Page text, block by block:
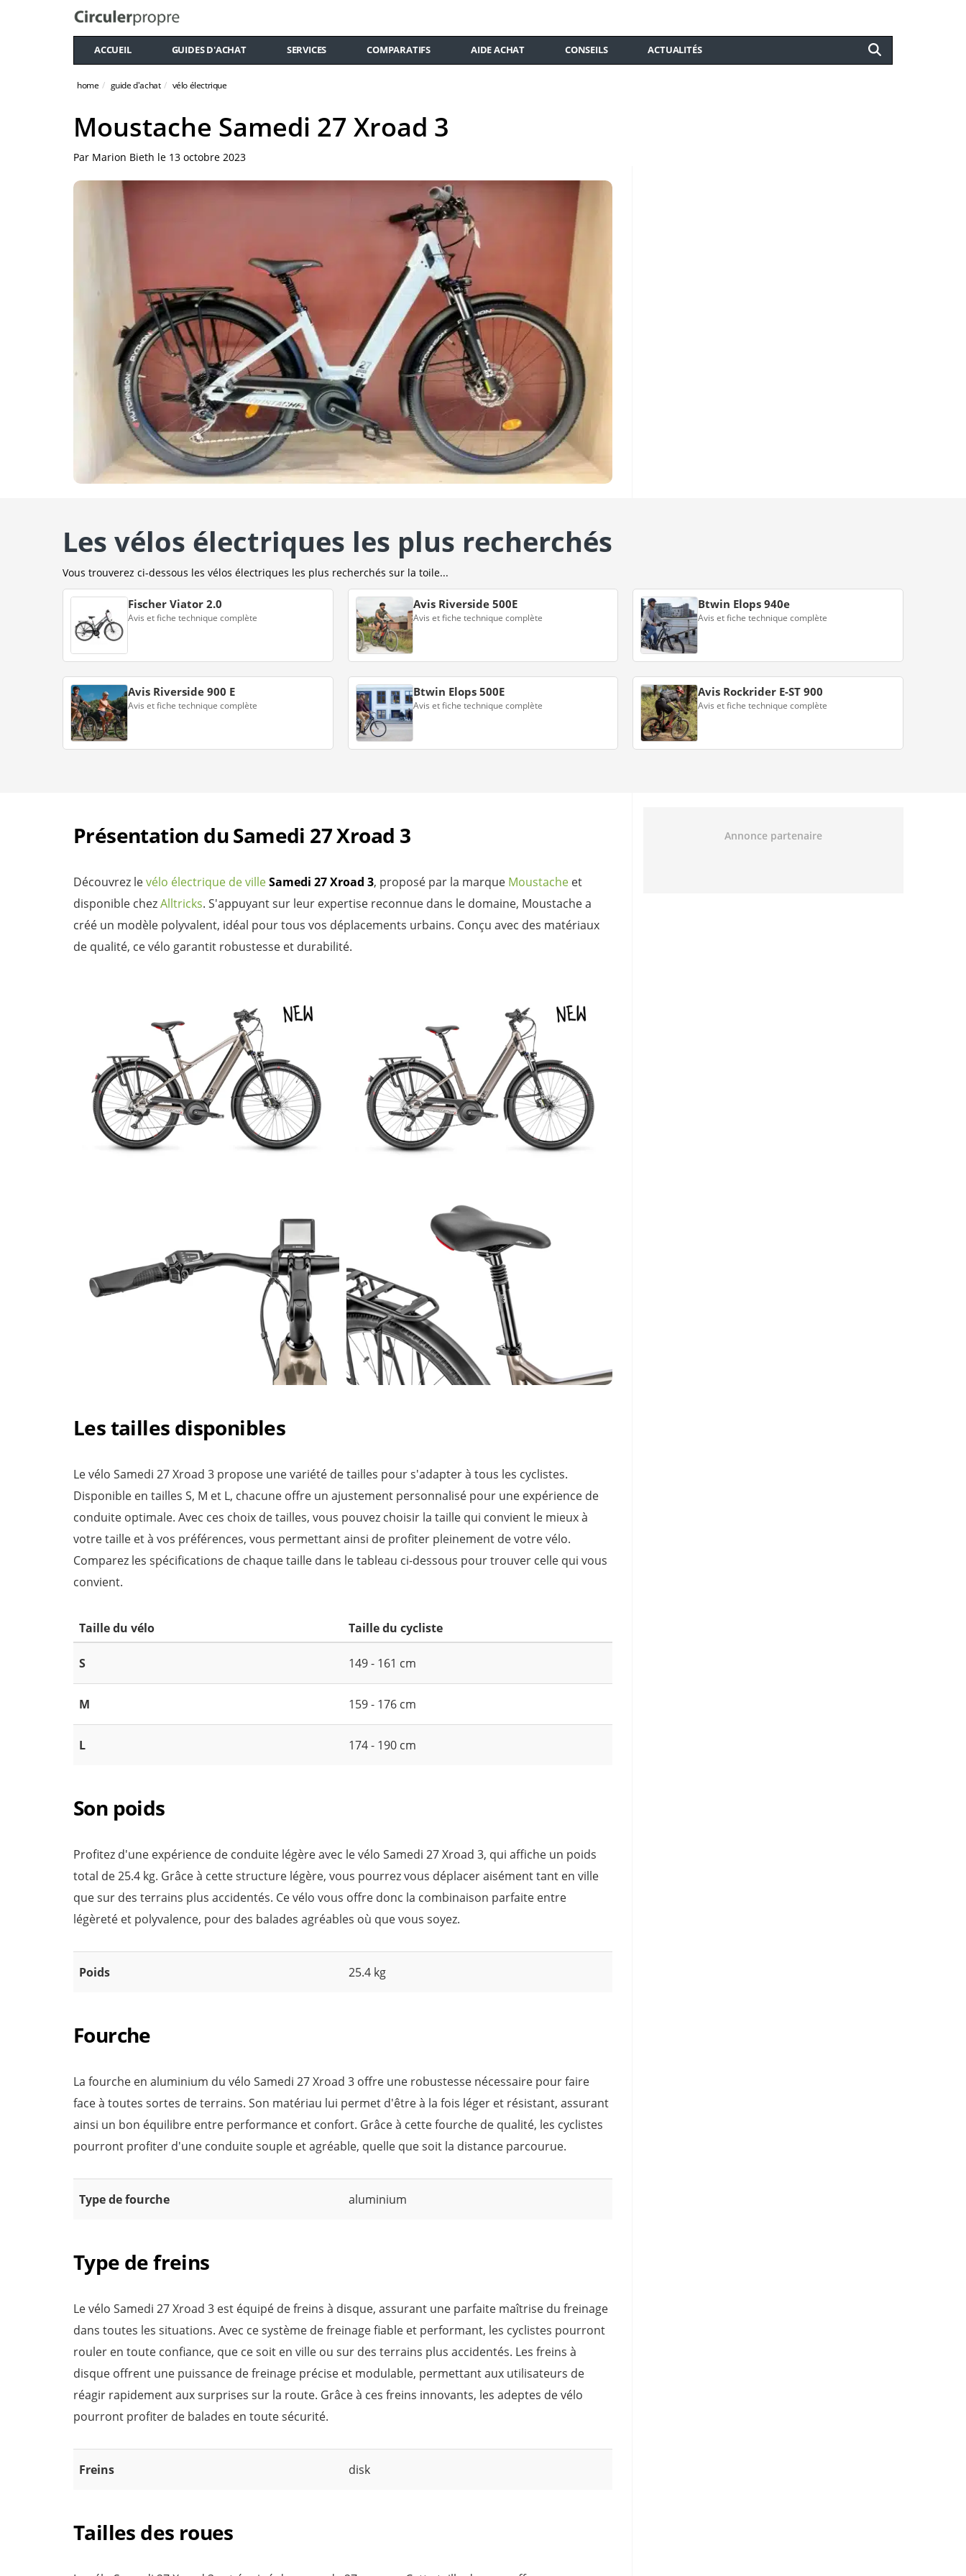
ACCUEIL GUIDES D'ACHAT SERVICES COMPARATIFS AIDE ACHAT CONSEILS ACTUALITÉS
home guide d'achat vélo électrique
Moustache Samedi 27 Xroad 3
Par Marion Bieth le 13 octobre 2023
Les vélos électriques les plus recherchés
Vous trouverez ci-dessous les vélos électriques les plus recherchés sur la toile...
Fischer Viator 2.0
Avis et fiche technique complète
Avis Riverside 500E
Avis et fiche technique complète
Btwin Elops 940e
Avis et fiche technique complète
Avis Riverside 900 E
Avis et fiche technique complète
Btwin Elops 500E
Avis et fiche technique complète
Avis Rockrider E-ST 900
Avis et fiche technique complète
Présentation du Samedi 27 Xroad 3
Découvrez levélo électrique de villeSamedi 27 Xroad 3, proposé par la marque Moustache et
disponible chezAlltricks. S'appuyant sur leur expertise reconnue dans le domaine, Moustache a
créé un modèle polyvalent, idéal pour tous vos déplacements urbains. Conçu avec des matériaux
de qualité, ce vélo garantit robustesse et durabilité.
Les tailles disponibles
Le vélo Samedi 27 Xroad 3 propose une variété de tailles pour s'adapter à tous les cyclistes.
Disponible en tailles S, M et L, chacune offre un ajustement personnalisé pour une expérience de
conduite optimale. Avec ces choix de tailles, vous pouvez choisir la taille qui convient le mieux à
votre taille et à vos préférences, vous permettant ainsi de profiter pleinement de votre vélo.
Comparez les spécifications de chaque taille dans le tableau ci-dessous pour trouver celle qui vous
convient.
Taille du vélo Taille du cycliste
S 149 - 161 cm
M 159 - 176 cm
L 174 - 190 cm
Son poids
Profitez d'une expérience de conduite légère avec le vélo Samedi 27 Xroad 3, qui affiche un poids
total de 25.4 kg. Grâce à cette structure légère, vous pourrez vous déplacer aisément tant en ville
que sur des terrains plus accidentés. Ce vélo vous offre donc la combinaison parfaite entre
légèreté et polyvalence, pour des balades agréables où que vous soyez.
Poids 25.4 kg
Fourche
La fourche en aluminium du vélo Samedi 27 Xroad 3 offre une robustesse nécessaire pour faire
face à toutes sortes de terrains. Son matériau lui permet d'être à la fois léger et résistant, assurant
ainsi un bon équilibre entre performance et confort. Grâce à cette fourche de qualité, les cyclistes
pourront profiter d'une conduite souple et agréable, quelle que soit la distance parcourue.
Type de fourche aluminium
Type de freins
Le vélo Samedi 27 Xroad 3 est équipé de freins à disque, assurant une parfaite maîtrise du freinage
dans toutes les situations. Avec ce système de freinage fiable et performant, les cyclistes pourront
rouler en toute confiance, que ce soit en ville ou sur des terrains plus accidentés. Les freins à
disque offrent une puissance de freinage précise et modulable, permettant aux utilisateurs de
réagir rapidement aux surprises sur la route. Grâce à ces freins innovants, les adeptes de vélo
pourront profiter de balades en toute sécurité.
Freins disk
Tailles des roues
Annonce partenaire